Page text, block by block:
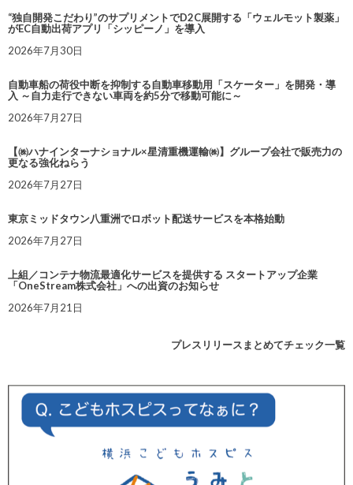
“独自開発こだわり”のサプリメントでD2C展開する「ウェルモット製薬」
がEC自動出荷アプリ「シッピーノ」を導入
2026年7月30日
自動車船の荷役中断を抑制する自動車移動用「スケーター」を開発・導
入 ～自力走行できない車両を約5分で移動可能に～
2026年7月27日
【㈱ハナインターナショナル×星清重機運輸㈱】グループ会社で販売力の
更なる強化ねらう
2026年7月27日
東京ミッドタウン八重洲でロボット配送サービスを本格始動
2026年7月27日
上組／コンテナ物流最適化サービスを提供する スタートアップ企業
「OneStream株式会社」への出資のお知らせ
2026年7月21日
プレスリリースまとめてチェック一覧